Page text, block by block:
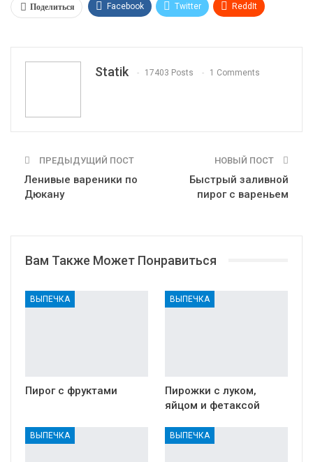
Поделиться Facebook Twitter ReddIt
Statik 17403 Posts 1 Comments
ПРЕДЫДУЩИЙ ПОСТ
Ленивые вареники по
Дюкану
НОВЫЙ ПОСТ
Быстрый заливной
пирог с вареньем
Вам Также Может Понравиться
ВЫПЕЧКА
Пирог с фруктами
ВЫПЕЧКА
Пирожки с луком,
яйцом и фетаксой
ВЫПЕЧКА ВЫПЕЧКА